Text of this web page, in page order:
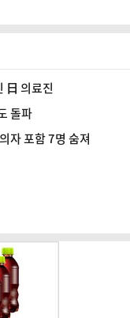
日 의료진
돌파
자 포함 7명 숨져